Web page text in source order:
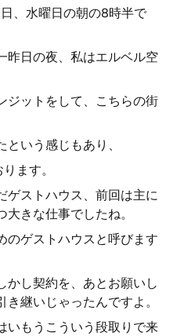
、水曜日の朝の8時半で
昨日の夜、私はエルベル空
ジットをして、こちらの街
いう感じもあり、
ます。
ゲストハウス、前回は主に
きな仕事でしたね。
のゲストハウスと呼びます
かし契約を、あとお願いし
継いじゃったんですよ。
いもうこういう段取りで来